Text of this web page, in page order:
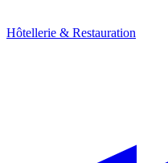
Hôtellerie & Restauration